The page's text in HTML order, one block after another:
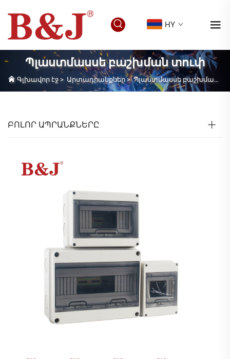
HY
Պլաստմասսե բաշխման տուփ
Գլխավոր էջ > Արտադրանքներ>Պլաստմասսե բաշխման տուփ
ԲՈԼՈՐ ԱՊՐԱՆՔՆԵՐԸ